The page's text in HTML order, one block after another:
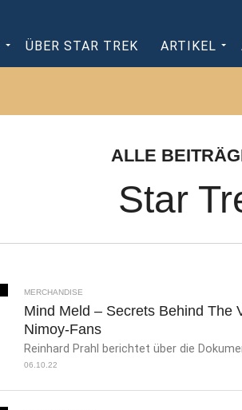
ÜBER STAR TREK ARTIKEL
ALLE
Star
MERCHANDISE
Mind Meld – Secrets Behind The
Nimoy-Fans
Reinhard Prahl berichtet über die
06.10.22